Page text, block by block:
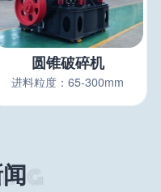
圆锥破碎机
进料粒度：65-300mm